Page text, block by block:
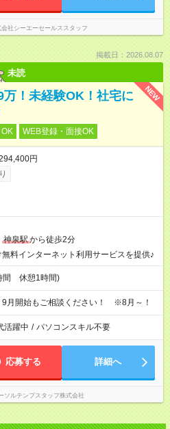
会社シーエーセールススタッフ
掲載日：2026.08.07
未読
NEW
！未経験OK！社宅に
WEB登録・面接OK
円
神泉駅から徒歩2分
料インターネット利用サービスを提供♪
間 休憩1時間)
9月開始もご相談ください！ ※8月～！
活躍中 / パソコンスキル不要
応募する 詳細へ
ソルテンプスタッフ株式会社